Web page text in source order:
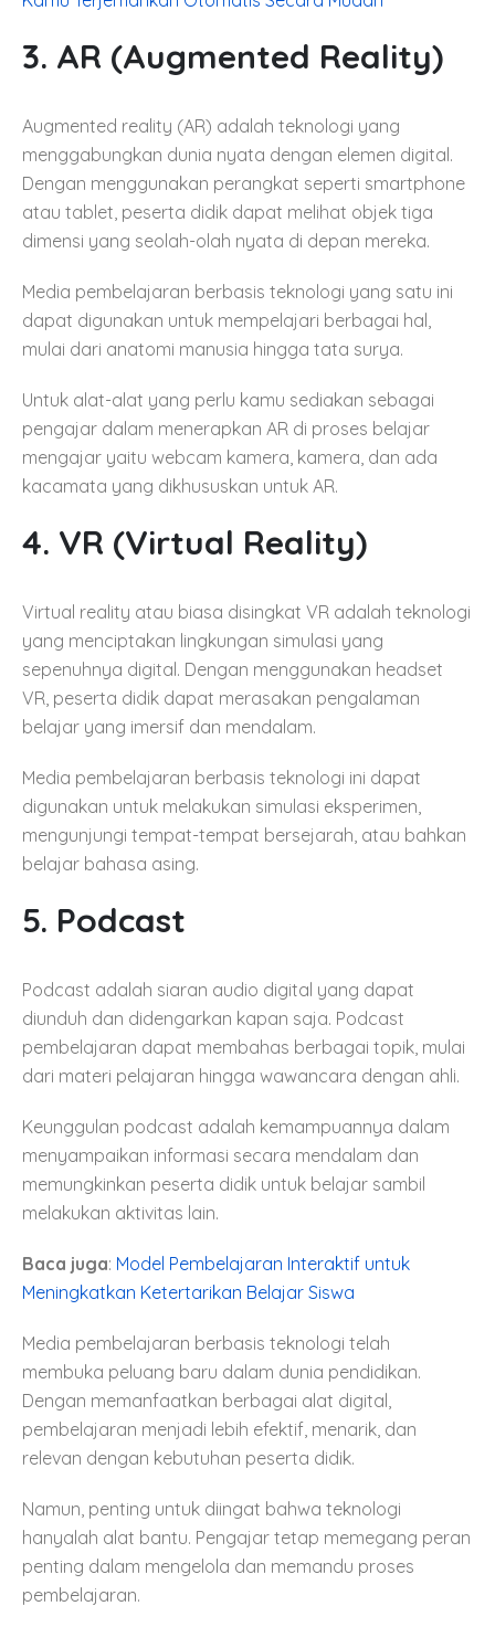
3. AR (Augmented Reality)
Augmented reality (AR) adalah teknologi yang
menggabungkan dunia nyata dengan elemen digital.
Dengan menggunakan perangkat seperti smartphone
atau tablet, peserta didik dapat melihat objek tiga
dimensi yang seolah-olah nyata di depan mereka.
Media pembelajaran berbasis teknologi yang satu ini
dapat digunakan untuk mempelajari berbagai hal,
mulai dari anatomi manusia hingga tata surya.
Untuk alat-alat yang perlu kamu sediakan sebagai
pengajar dalam menerapkan AR di proses belajar
mengajar yaitu webcam kamera, kamera, dan ada
kacamata yang dikhususkan untuk AR.
4. VR (Virtual Reality)
Virtual reality atau biasa disingkat VR adalah teknologi
yang menciptakan lingkungan simulasi yang
sepenuhnya digital. Dengan menggunakan headset
VR, peserta didik dapat merasakan pengalaman
belajar yang imersif dan mendalam.
Media pembelajaran berbasis teknologi ini dapat
digunakan untuk melakukan simulasi eksperimen,
mengunjungi tempat-tempat bersejarah, atau bahkan
belajar bahasa asing.
5. Podcast
Podcast adalah siaran audio digital yang dapat
diunduh dan didengarkan kapan saja. Podcast
pembelajaran dapat membahas berbagai topik, mulai
dari materi pelajaran hingga wawancara dengan ahli.
Keunggulan podcast adalah kemampuannya dalam
menyampaikan informasi secara mendalam dan
memungkinkan peserta didik untuk belajar sambil
melakukan aktivitas lain.
Baca juga: Model Pembelajaran Interaktif untuk
Meningkatkan Ketertarikan Belajar Siswa
Media pembelajaran berbasis teknologi telah
membuka peluang baru dalam dunia pendidikan.
Dengan memanfaatkan berbagai alat digital,
pembelajaran menjadi lebih efektif, menarik, dan
relevan dengan kebutuhan peserta didik.
Namun, penting untuk diingat bahwa teknologi
hanyalah alat bantu. Pengajar tetap memegang peran
penting dalam mengelola dan memandu proses
pembelajaran.